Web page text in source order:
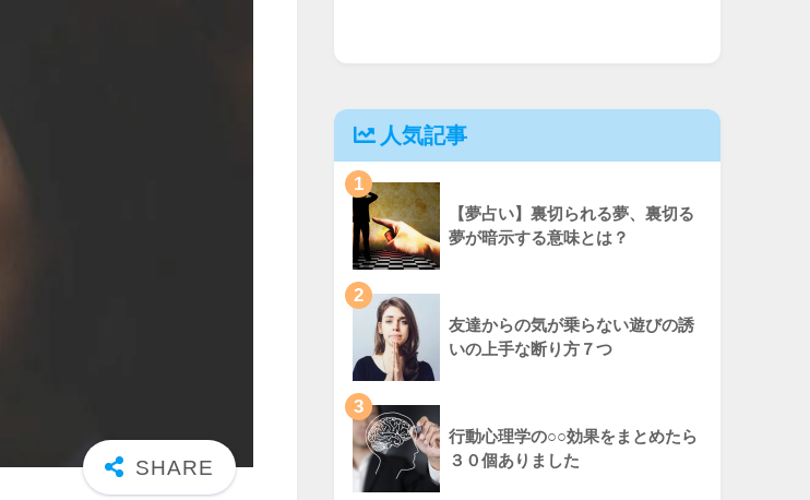
人気記事
1
【夢占い】裏切られる夢、裏切る
夢が暗示する意味とは？
2
友達からの気が乗らない遊びの誘
いの上手な断り方７つ
3
行動心理学の○○効果をまとめたら
３０個ありました